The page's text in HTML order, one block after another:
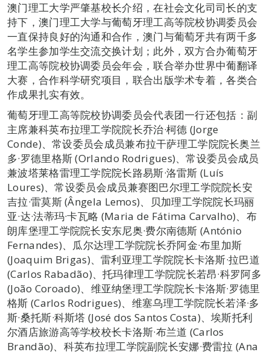
澳门理工大学严肇基校长介绍，在社会文化司司长的支
持下，澳门理工大学与葡萄牙理工高等院校协调委员会
一直保持良好的沟通和合作，澳门与葡萄牙共有两千多
名学生参加学生交流交换计划；此外，双方合办葡萄牙
理工高等院校协调委员会年会，联合举办世界中葡翻译
大赛，合作科学研究项目，联合出版学术专着，各类合
作成果扎实有效。
葡萄牙理工高等院校协调委员会代表团一行还包括：副
主席兼科英布拉理工学院院长乔治·柯德 (Jorge
Conde)、常设委员会成员兼布拉干萨理工学院院长奥兰
多·罗德里格斯 (Orlando Rodrigues)、常设委员会成员
兼波塔莱格雷理工学院院长路易斯·洛雷斯 (Luís
Loures)、常设委员会成员兼赛图巴尔理工学院院长安
吉拉·雷莫斯 (Ângela Lemos)、贝加理工学院院长玛丽
亚·达·法蒂玛·卡瓦略 (Maria de Fátima Carvalho)、布
朗库堡理工学院院长安东尼奥·费尔南德斯 (António
Fernandes)、瓜尔达理工学院院长乔阿金·布里加斯
(Joaquim Brigas)、雷利亚理工学院院长卡洛斯·拉巴道
(Carlos Rabadão)、托玛律理工学院院长若昂·科罗阿多
(João Coroado)、维亚纳堡理工学院院长卡洛斯·罗德里
格斯 (Carlos Rodrigues)、维塞乌理工学院院长若泽·多
斯·桑托斯·科斯塔 (José dos Santos Costa)、埃斯托利
尔酒店旅游高等学校校长卡洛斯·布兰道 (Carlos
Brandão)、科英布拉理工学院副院长安娜·费雷拉 (Ana